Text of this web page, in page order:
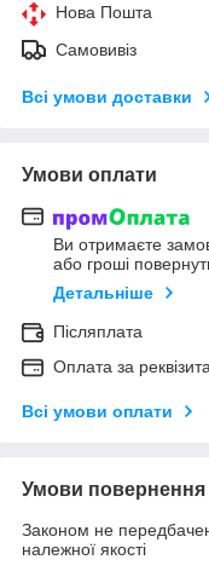
Нова Пошта
Самовивіз
Всі умови доставки
Умови оплати
Ви отримаєте
або гроші
Детальніше
Післяплата
Оплата за
Всі умови оплати
Умови повернення
Законом не
належної якості